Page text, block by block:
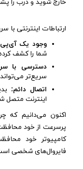
خارج شوید و درب را
ارتباطات اینترنتی با
وجود یک
شما را کشف
دسترسی با
سریع‌تر
اتصال دائم:
اینترنت متصل
اکنون می‌دانیم که
پرسرعت از خود
کامپیوتر خود
فایروال‌های شخصی